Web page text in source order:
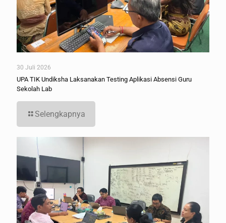
30 Juli 2026
UPA TIK Undiksha Laksanakan Testing Aplikasi Absensi Guru
Sekolah Lab
Selengkapnya